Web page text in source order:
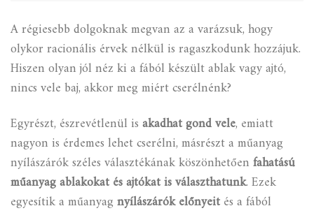
A régiesebb dolgoknak megvan az a varázsuk, hogy
olykor racionális érvek nélkül is ragaszkodunk hozzájuk.
Hiszen olyan jól néz ki a fából készült ablak vagy ajtó,
nincs vele baj, akkor meg miért cserélnénk?
Egyrészt, észrevétlenül isakadhat gond vele, emiatt
nagyon is érdemes lehet cserélni, másrészt a műanyag
nyílászárók széles választékának köszönhetőenfahatású
műanyag ablakokat és ajtókat is választhatunk. Ezek
egyesítik a műanyagnyílászárók előnyeités a fából